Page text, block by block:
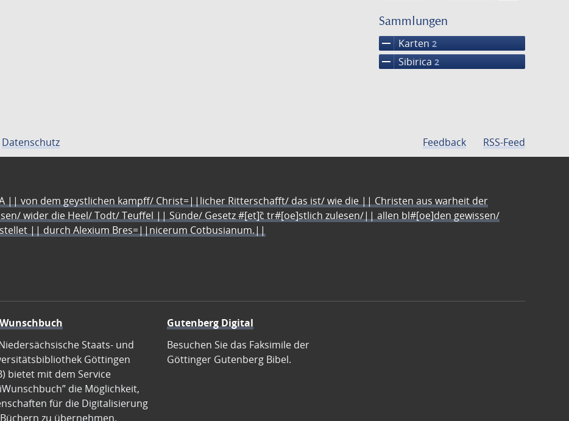
Suche
Sammlungen
remove Karten 2
remove Sibirica 2
Datenschutz Feedback RSS-Feed
|| von dem geystlichen kampff/ Christ=||licher Ritterschafft/ das ist/ wie die || Christen aus warheit der
wider die Heel/ Todt/ Teuffel || Sünde/ Gesetz #[et]c̃ tr#[oe]stlich zulesen/|| allen bl#[oe]den gewissen/
|| durch Alexium Bres=||nicerum Cotbusianum.||
Staats- und
Göttingen
bietet mit dem Service
die Möglichkeit,
für die Digitalisierung
zu übernehmen.
Gutenberg Digital
Besuchen Sie das Faksimile der
Göttinger Gutenberg Bibel.